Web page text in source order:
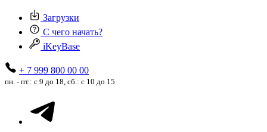
Загрузки
С чего начать?
iKeyBase
+ 7 999 800 00 00
пн. - пт.: с 9 до 18, сб.: с 10 до 15